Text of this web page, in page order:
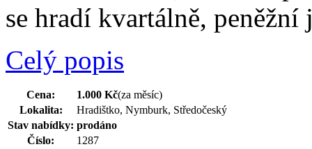
se hradí kvartálně,
Celý popis
Cena: 1.000 Kč(za měsíc)
Lokalita:
Hradištko, Nymburk, Středočeský
Stav nabídky: prodáno
Číslo:
1287